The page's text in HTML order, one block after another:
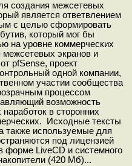
создания межсетевых
является ответвлением
с целью сформировать
который мог бы
на уровне коммерческих
экранов и
pfSense, проект
одной компании,
участии сообщества
процессом
возможность
в сторонних
Исходные тексты
также используемые для
под лицензией
форме LiveCD и системного
(420 Мб)...